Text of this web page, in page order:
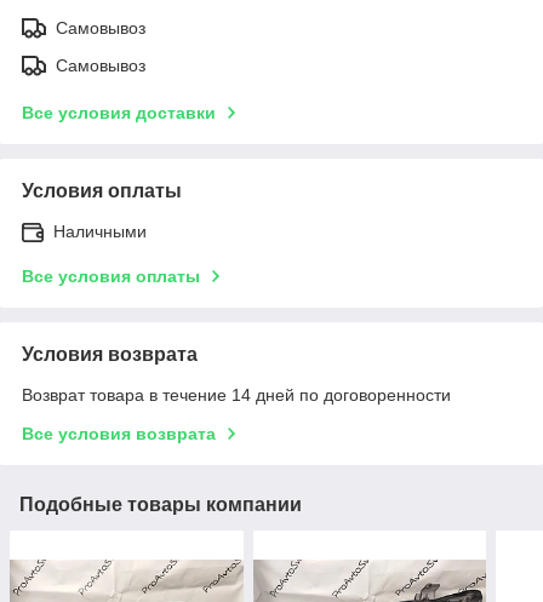
Самовывоз
Самовывоз
Все условия доставки
Условия оплаты
Наличными
Все условия оплаты
Условия возврата
Возврат товара в течение 14 дней по договоренности
Все условия возврата
Подобные товары компании